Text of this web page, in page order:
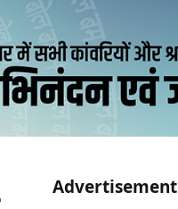
Advertisement